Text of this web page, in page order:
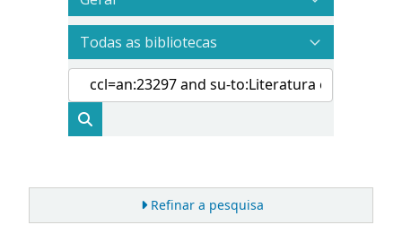
Refinar a pesquisa